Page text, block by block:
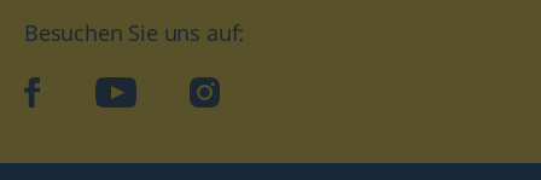
Besuchen Sie uns auf:
facebookYouTube Instagram